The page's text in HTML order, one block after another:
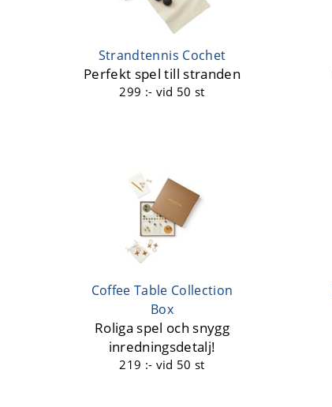
Strandtennis Cochet
Perfekt spel till stranden
299 :- vid 50 st
Coffee Table Collection
Box
Roliga spel och snygg
inredningsdetalj!
219 :- vid 50 st